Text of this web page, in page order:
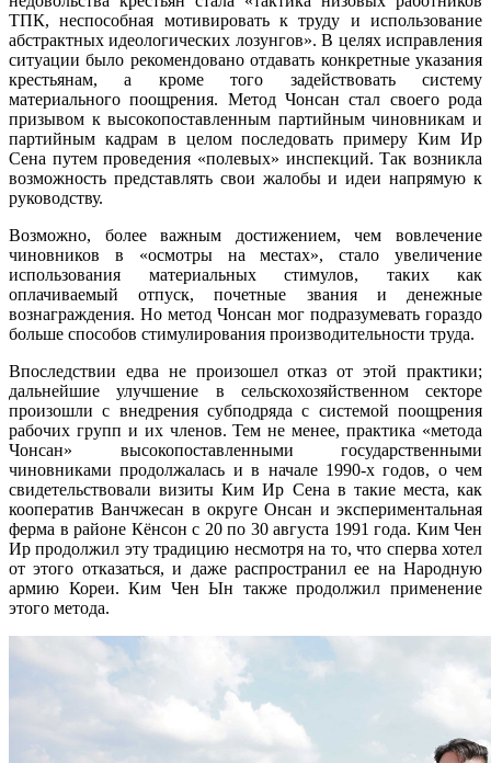
ТПК, неспособная мотивировать к труду и использование
абстрактных идеологических лозунгов». В целях исправления
ситуации было рекомендовано отдавать конкретные указания
крестьянам, а кроме того задействовать систему
материального поощрения. Метод Чонсан стал своего рода
призывом к высокопоставленным партийным чиновникам и
партийным кадрам в целом последовать примеру Ким Ир
Сена путем проведения «полевых» инспекций. Так возникла
возможность представлять свои жалобы и идеи напрямую к
руководству.
Возможно, более важным достижением, чем вовлечение
чиновников в «осмотры на местах», стало увеличение
использования материальных стимулов, таких как
оплачиваемый отпуск, почетные звания и денежные
вознаграждения. Но метод Чонсан мог подразумевать гораздо
больше способов стимулирования производительности труда.
Впоследствии едва не произошел отказ от этой практики;
дальнейшие улучшение в сельскохозяйственном секторе
произошли с внедрения субподряда с системой поощрения
рабочих групп и их членов. Тем не менее, практика «метода
Чонсан» высокопоставленными государственными
чиновниками продолжалась и в начале 1990-х годов, о чем
свидетельствовали визиты Ким Ир Сена в такие места, как
кооператив Ванчжесан в округе Онсан и экспериментальная
ферма в районе Кёнсон с 20 по 30 августа 1991 года. Ким Чен
Ир продолжил эту традицию несмотря на то, что сперва хотел
от этого отказаться, и даже распространил ее на Народную
армию Кореи. Ким Чен Ын также продолжил применение
этого метода.